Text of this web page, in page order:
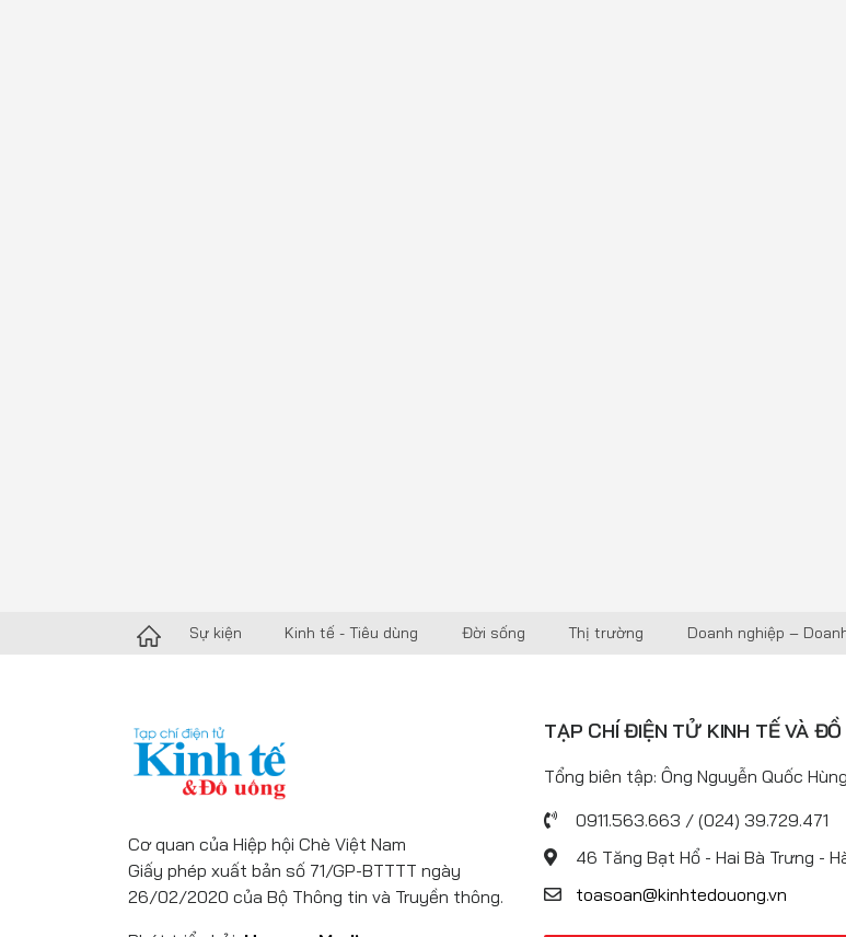
Sự kiện Kinh tế - Tiêu dùng Đời sống Thị trường Doanh nghiệp –
Cơ quan của Hiệp hội Chè Việt Nam
Giấy phép xuất bản số 71/GP-BTTTT ngày
26/02/2020 của Bộ Thông tin và Truyền thông.
TẠP CHÍ ĐIỆN TỬ KINH TẾ VÀ ĐỒ
Tổng biên tập: Ông Nguyễn Quốc Hùng
0911.563.663 / (024) 39.729.471
46 Tăng Bạt Hổ - Hai Bà Trưng -
toasoan@kinhtedouong.vn